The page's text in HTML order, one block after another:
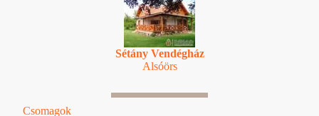
Sétány Vendégház
Alsóörs
Csomagok